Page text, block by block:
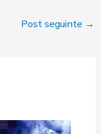
Post seguinte →